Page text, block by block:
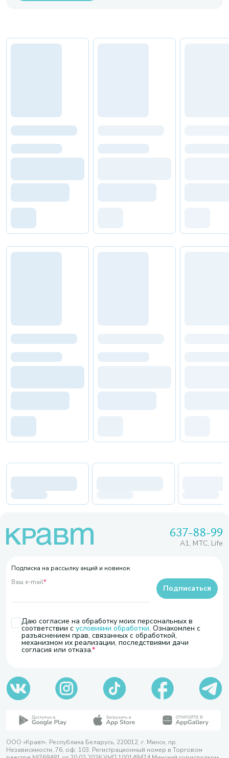
637-88-99
A1, МТС, Life
Подписка на рассылку акций и новинок
Ваш e-mail*
Даю согласие на обработку моих персональных в
соответствии с условиями обработки. Ознакомлен с
разъяснением прав, связанных с обработкой,
механизмом их реализации, последствиями дачи
согласия или отказа.
Подписаться
ООО «Кравт». Республика Беларусь, 220012, г. Минск, пр.
Независимости, 76, оф. 103. Регистрационный номер в Торговом